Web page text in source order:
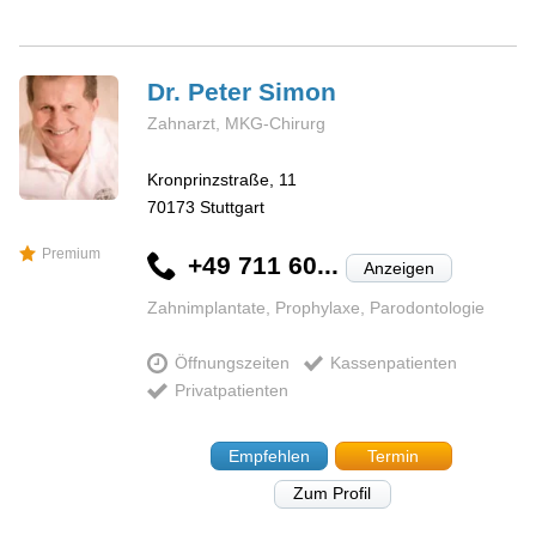
Premium
Dr. PeterSimon
Zahnarzt, MKG-Chirurg
Kronprinzstraße, 11
70173 Stuttgart
+49 711 60... Anzeigen
Zahnimplantate, Prophylaxe, Parodontologie
Öffnungszeiten
Kassenpatienten
Privatpatienten
Empfehlen
Termin
Zum Profil